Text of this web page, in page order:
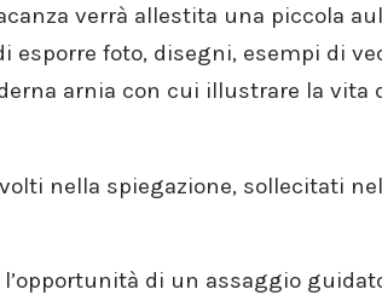
verrà allestita una piccola
esporre foto, disegni, esempi di
arnia con cui illustrare la vita
nella spiegazione, sollecitati
di un assaggio